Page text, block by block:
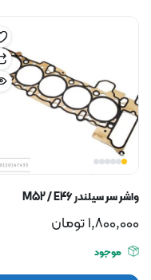
واشر سر سیلندر M52 / E46
1,800,000تومان
موجود